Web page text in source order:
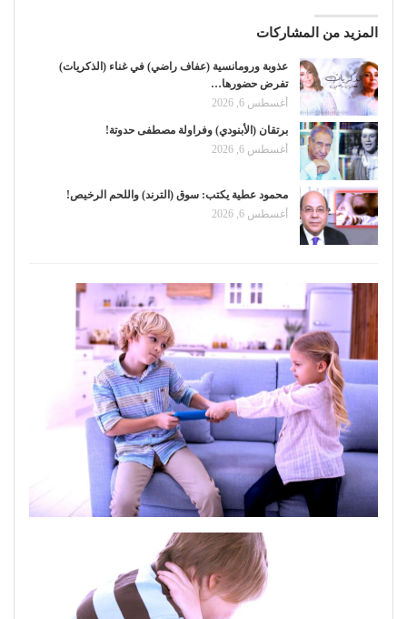
المزيد من المشاركات
عذوبة ورومانسية (عفاف راضي) في غناء (الذكريات)
تفرض حضورها…
أغسطس 6, 2026
برتقان (الأبنودي) وفراولة مصطفى حدوتة!
أغسطس 6, 2026
محمود عطية يكتب: سوق (الترند) واللحم الرخيص!
أغسطس 6, 2026